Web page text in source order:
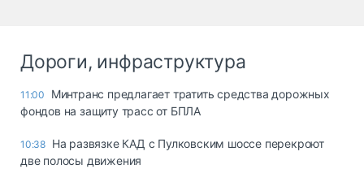
Дороги, инфраструктура
11:00
Минтранс предлагает тратить средства дорожных
фондов на защиту трасс от БПЛА
10:38 На развязке КАД с Пулковским шоссе перекроют
две полосы движения